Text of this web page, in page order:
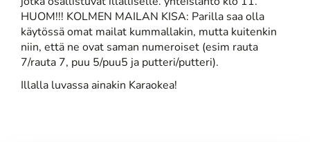
jotka osallistuvat illalliselle. yhteislähtö klo 11.
HUOM!!! KOLMEN MAILAN KISA: Parilla saa olla
käytössä omat mailat kummallakin, mutta kuitenkin
niin, että ne ovat saman numeroiset (esim rauta
7/rauta 7, puu 5/puu5 ja putteri/putteri).
Illalla luvassa ainakin Karaokea!